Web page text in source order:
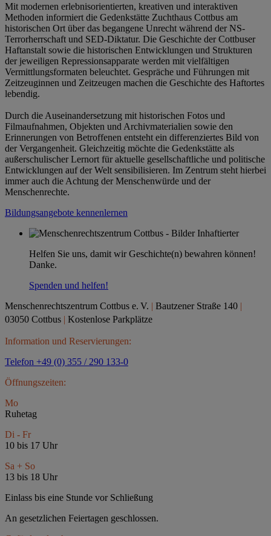
Mit modernen erlebnisorientierten, kreativen und interaktiven
Methoden informiert die Gedenkstätte Zuchthaus Cottbus am
historischen Ort über das begangene Unrecht während der NS-
Terrorherrschaft und SED-Diktatur. Die Geschichte der Cottbuser
Haftanstalt sowie die historischen Entwicklungen und Strukturen
der jeweiligen Repressionsapparate werden mit vielfältigen
Vermittlungsformaten beleuchtet. Gespräche und Führungen mit
Zeitzeuginnen und Zeitzeugen machen die Geschichte des Haftortes
lebendig.
Durch die Auseinandersetzung mit historischen Fotos und
Filmaufnahmen, Objekten und Archivmaterialien sowie den
Erinnerungen von Betroffenen entsteht ein differenziertes Bild von
der Vergangenheit. Gleichzeitig möchte die Gedenkstätte als
außerschulischer Lernort für aktuelle gesellschaftliche und politische
Entwicklungen auf der Welt sensibilisieren. Im Zentrum steht hierbei
immer auch die Achtung der Menschenwürde und der
Menschenrechte.
Bildungsangebote kennenlernen
Helfen Sie uns, damit wir Geschichte(n) bewahren können!
Danke.
Spenden und helfen!
Menschenrechtszentrum Cottbus e. V. | Bautzener Straße 140 |
03050 Cottbus | Kostenlose Parkplätze
Information und Reservierungen:
Telefon +49 (0) 355 / 290 133-0
Öffnungszeiten:
Mo
Ruhetag
Di - Fr
10 bis 17 Uhr
Sa + So
13 bis 18 Uhr
Einlass bis eine Stunde vor Schließung
An gesetzlichen Feiertagen geschlossen.